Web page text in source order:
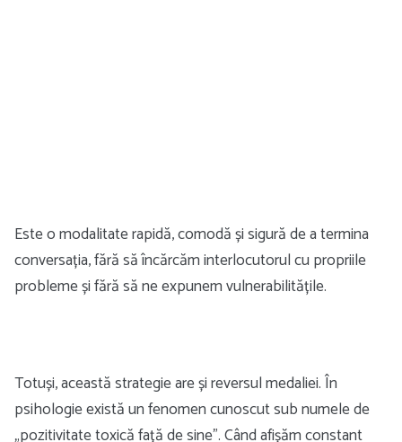
Este o modalitate rapidă, comodă și sigură de a termina
conversația, fără să încărcăm interlocutorul cu propriile
probleme și fără să ne expunem vulnerabilitățile.
Totuși, această strategie are și reversul medaliei. În
psihologie există un fenomen cunoscut sub numele de
„pozitivitate toxică față de sine”. Când afișăm constant